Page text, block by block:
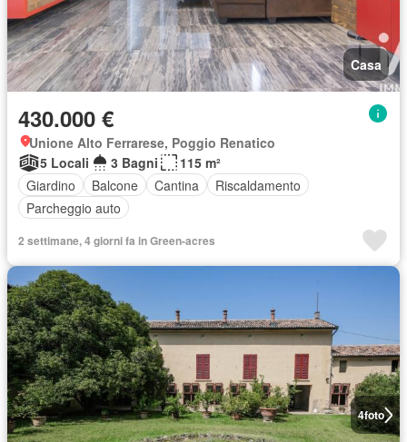
Casa
430.000 €
Unione Alto Ferrarese, Poggio Renatico
5 Locali
3 Bagni
115 m²
Giardino
Balcone Cantina
Riscaldamento
Parcheggio auto
2 settimane, 4 giorni fa in Green-acres
4foto